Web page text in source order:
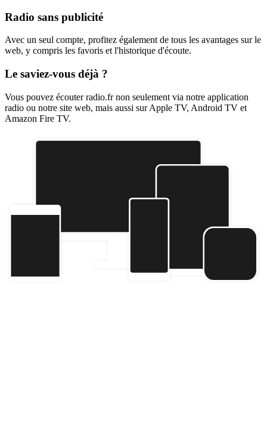
Radio sans publicité
Avec un seul compte, profitez également de tous les avantages sur le
web, y compris les favoris et l'historique d'écoute.
Le saviez-vous déjà ?
Vous pouvez écouter radio.fr non seulement via notre application
radio ou notre site web, mais aussi sur Apple TV, Android TV et
Amazon Fire TV.